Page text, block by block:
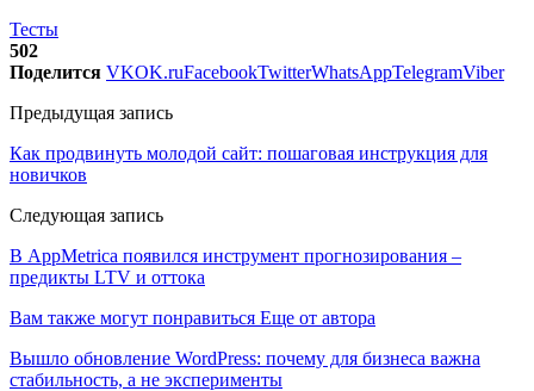
Тесты
502
Поделится VKOK.ruFacebookTwitterWhatsAppTelegramViber
Предыдущая запись
Как продвинуть молодой сайт: пошаговая инструкция для
новичков
Следующая запись
В AppMetrica появился инструмент прогнозирования –
предикты LTV и оттока
Вам также могут понравиться Еще от автора
Вышло обновление WordPress: почему для бизнеса важна
стабильность, а не эксперименты